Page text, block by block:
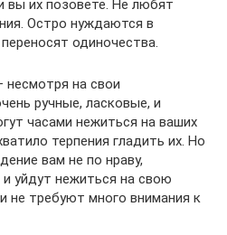
вы их позовете. Не любят
Остро нуждаются в
одиночества.
несмотря на свои
ручные, ласковые, и
часами нежиться на ваших
терпения гладить их. Но
вам не по нраву,
уйдут нежиться на свою
не требуют много внимания к